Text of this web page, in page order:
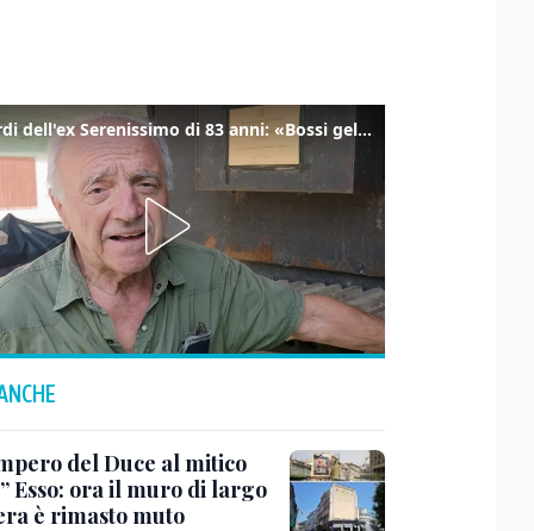
I ricordi dell'ex Serenissimo di 83 anni: «Bossi geloso di noi, in carcere mi cantavano l’inno di San Marco»
del Duce al mitico
Esso: ora il muro di largo
è rimasto muto